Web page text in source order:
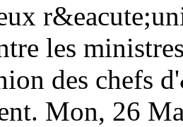
les
des chefs
Mon, 26